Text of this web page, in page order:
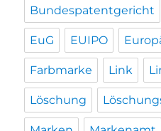
Bundespatentgericht
EuG EUIPO
Farbmarke Link
Löschung